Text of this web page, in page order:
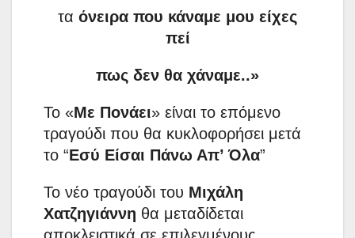
τα όνειρα που κάναμε μου είχες
πεί
πως δεν θα χάναμε..»
Το «Με Πoνάει» είναι το επόμενο
τραγούδι που θα κυκλοφορήσει μετά
το “Εσύ Είσαι Πάνω Απ’ Όλα”
Το νέο τραγούδι του Μιχάλη
Χατζηγιάννη θα μεταδίδεται